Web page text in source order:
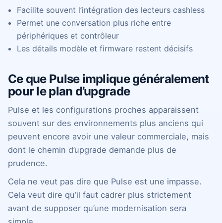
Facilite souvent l’intégration des lecteurs cashless
Permet une conversation plus riche entre
périphériques et contrôleur
Les détails modèle et firmware restent décisifs
Ce que Pulse implique généralement
pour le plan d’upgrade
Pulse et les configurations proches apparaissent
souvent sur des environnements plus anciens qui
peuvent encore avoir une valeur commerciale, mais
dont le chemin d’upgrade demande plus de
prudence.
Cela ne veut pas dire que Pulse est une impasse.
Cela veut dire qu’il faut cadrer plus strictement
avant de supposer qu’une modernisation sera